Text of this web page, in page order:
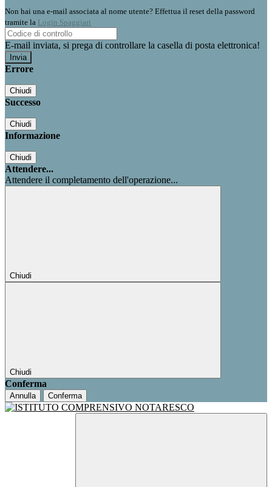
Non hai una e-mail associata al nome utente? Effettua il reset della password
tramite la Login Spaggiari
E-mail inviata, si prega di controllare la casella di posta elettronica!
Errore
Chiudi
Successo
Chiudi
Informazione
Chiudi
Attendere...
Attendere il completamento dell'operazione...
Chiudi
Chiudi
Conferma
Annulla Conferma